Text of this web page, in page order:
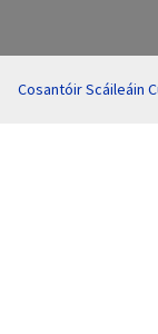
Cosantóir Scáileáin